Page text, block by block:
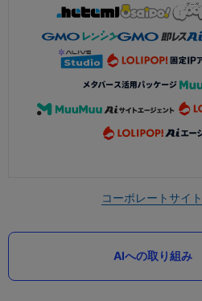
コーポレートサイト
AIへの取り組み